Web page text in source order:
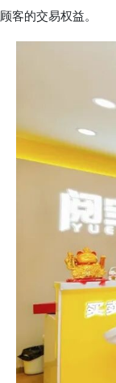
顾客的交易权益。